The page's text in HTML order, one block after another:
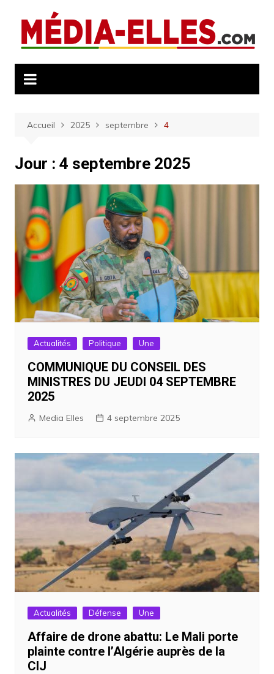
contenu
Accueil 2025 septembre 4
Jour : 4 septembre 2025
Actualités Politique Une
COMMUNIQUE DU CONSEIL DES
MINISTRES DU JEUDI 04 SEPTEMBRE
2025
Media Elles 4 septembre 2025
Actualités Défense Une
Affaire de drone abattu: Le Mali porte
plainte contre l’Algérie auprès de la
CIJ